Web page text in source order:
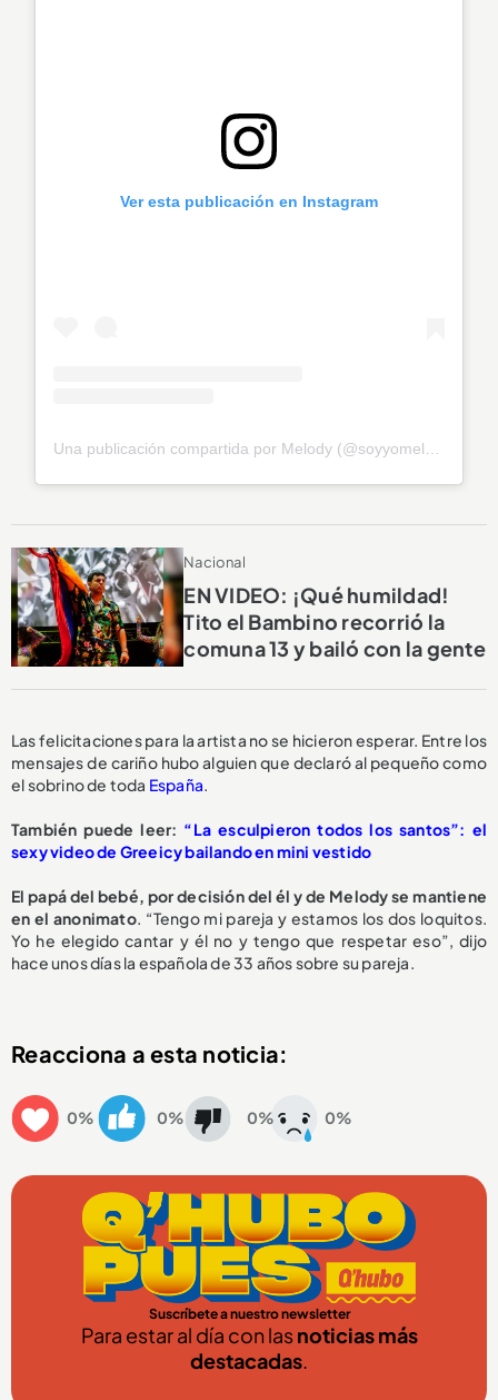
Ver esta publicación en Instagram
Una publicación compartida por Melody (@soyyomelody)
Nacional
EN VIDEO: ¡Qué humildad!
Tito el Bambino recorrió la
comuna 13 y bailó con la gente
Las felicitaciones para la artista no se hicieron esperar. Entre los
mensajes de cariño hubo alguien que declaró al pequeño como
el sobrino de toda España.
También puede leer: “La esculpieron todos los santos”: el
sexy video de Greeicy bailando en mini vestido
El papá del bebé, por decisión del él y de Melody se mantiene
en el anonimato. “Tengo mi pareja y estamos los dos loquitos.
Yo he elegido cantar y él no y tengo que respetar eso”, dijo
hace unos días la española de 33 años sobre su pareja.
Reacciona a esta noticia:
0% 0% 0% 0%
Suscríbete a nuestro newsletter
Para estar al día con lasnoticias más
destacadas.